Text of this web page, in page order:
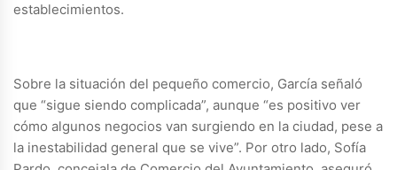
establecimientos.
Sobre la situación del pequeño comercio, García señaló
que “sigue siendo complicada”, aunque “es positivo ver
cómo algunos negocios van surgiendo en la ciudad, pese a
la inestabilidad general que se vive”. Por otro lado, Sofía